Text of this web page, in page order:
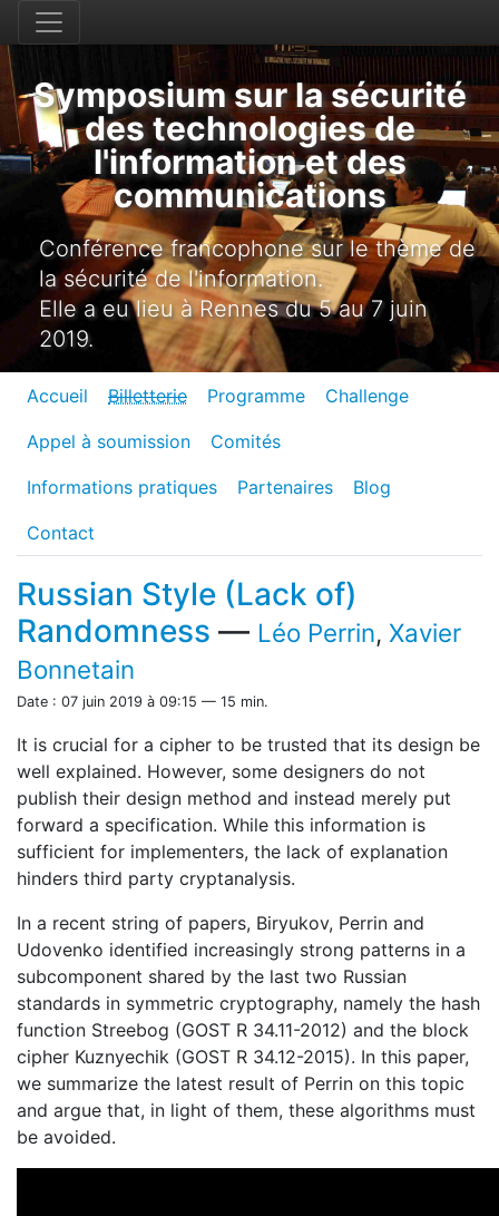
Symposium sur la sécurité
des technologies de
l'information et des
communications
Conférence francophone sur le thème de
la sécurité de l'information.
Elle a eu lieu à Rennes du 5 au 7 juin
2019.
Accueil Billetterie Programme Challenge
Appel à soumission Comités
Informations pratiques Partenaires Blog
Contact
Russian Style (Lack of)
Randomness — Léo Perrin, Xavier
Bonnetain
Date : 07 juin 2019 à 09:15 — 15 min.
It is crucial for a cipher to be trusted that its design be
well explained. However, some designers do not
publish their design method and instead merely put
forward a specification. While this information is
sufficient for implementers, the lack of explanation
hinders third party cryptanalysis.
In a recent string of papers, Biryukov, Perrin and
Udovenko identified increasingly strong patterns in a
subcomponent shared by the last two Russian
standards in symmetric cryptography, namely the hash
function Streebog (GOST R 34.11-2012) and the block
cipher Kuznyechik (GOST R 34.12-2015). In this paper,
we summarize the latest result of Perrin on this topic
and argue that, in light of them, these algorithms must
be avoided.